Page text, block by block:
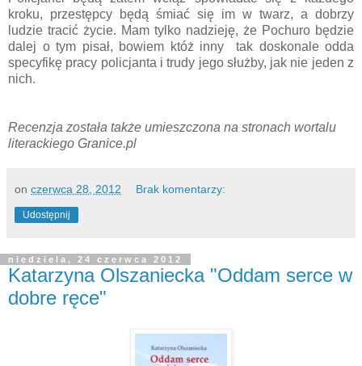
kroku, przestępcy będą śmiać się im w twarz, a dobrzy
ludzie tracić życie. Mam tylko nadzieję, że Pochuro będzie
dalej o tym pisał, bowiem któż inny tak doskonale odda
specyfikę pracy policjanta i trudy jego służby, jak nie jeden z
nich.
Recenzja została także umieszczona na stronach wortalu
literackiego Granice.pl
on czerwca 28, 2012 Brak komentarzy:
Udostępnij
niedziela, 24 czerwca 2012
Katarzyna Olszaniecka "Oddam serce w
dobre ręce"